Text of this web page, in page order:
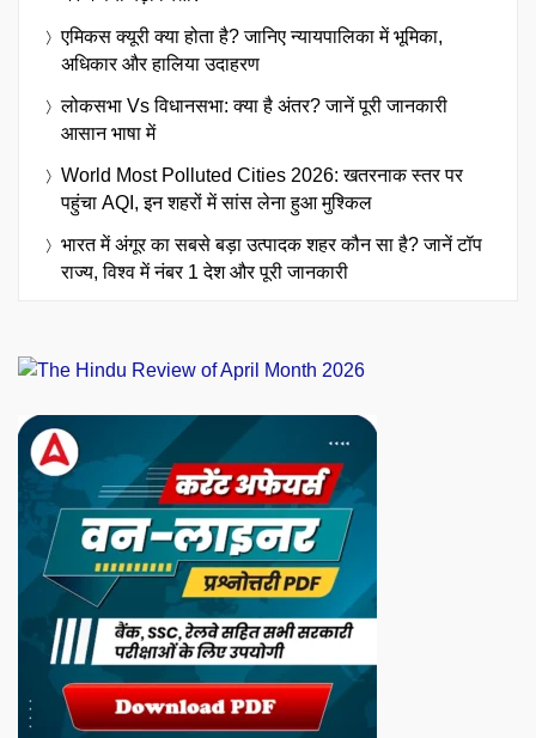
एमिकस क्यूरी क्या होता है? जानिए न्यायपालिका में भूमिका,
अधिकार और हालिया उदाहरण
लोकसभा Vs विधानसभा: क्या है अंतर? जानें पूरी जानकारी
आसान भाषा में
World Most Polluted Cities 2026: खतरनाक स्तर पर
पहुंचा AQI, इन शहरों में सांस लेना हुआ मुश्किल
भारत में अंगूर का सबसे बड़ा उत्पादक शहर कौन सा है? जानें टॉप
राज्य, विश्व में नंबर 1 देश और पूरी जानकारी